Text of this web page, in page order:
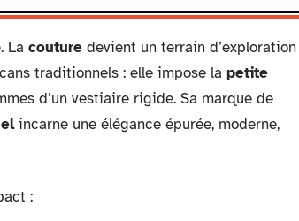
La couture devient un terrain d’exploration
traditionnels : elle impose la petite
d’un vestiaire rigide. Sa marque de
incarne une élégance épurée, moderne,
: